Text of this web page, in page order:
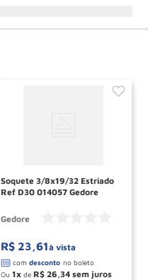
Soquete 3/8x19/32 Estriado
Ref D30 014057 Gedore
Gedore
R$ 23 61à vista
Ou 1 de R$ 26 34